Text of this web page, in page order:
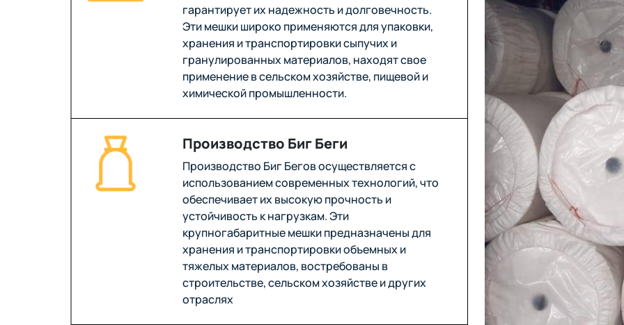
гарантирует их надежность и долговечность.
Эти мешки широко применяются для упаковки,
хранения и транспортировки сыпучих и
гранулированных материалов, находят свое
применение в сельском хозяйстве, пищевой и
химической промышленности.
Производство Биг Беги
Производство Биг Бегов осуществляется с
использованием современных технологий, что
обеспечивает их высокую прочность и
устойчивость к нагрузкам. Эти
крупногабаритные мешки предназначены для
хранения и транспортировки объемных и
тяжелых материалов, востребованы в
строительстве, сельском хозяйстве и других
отраслях